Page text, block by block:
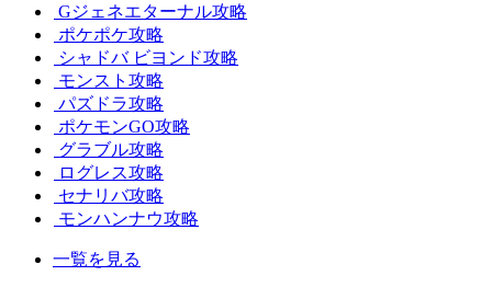
Gジェネエターナル攻略
ポケポケ攻略
シャドバ ビヨンド攻略
モンスト攻略
パズドラ攻略
ポケモンGO攻略
グラブル攻略
ログレス攻略
セナリバ攻略
モンハンナウ攻略
一覧を見る